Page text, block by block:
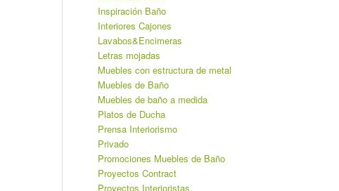
Inspiración Baño
Interiores Cajones
Lavabos&Encimeras
Letras mojadas
Muebles con estructura de metal
Muebles de Baño
Muebles de baño a medida
Platos de Ducha
Prensa Interiorismo
Privado
Promociones Muebles de Baño
Proyectos Contract
Proyectos Interioristas